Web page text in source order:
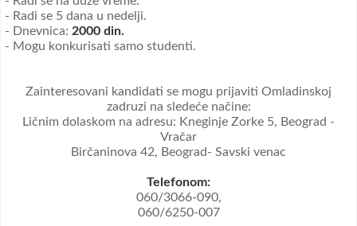
- Radi se 5 dana u nedelji.
- Dnevnica: 2000 din.
- Mogu konkurisati samo studenti.
Zainteresovani kandidati se mogu prijaviti Omladinskoj
zadruzi na sledeće načine:
Ličnim dolaskom na adresu: Kneginje Zorke 5, Beograd -
Vračar
Birčaninova 42, Beograd- Savski venac
Telefonom:
060/3066-090,
060/6250-007